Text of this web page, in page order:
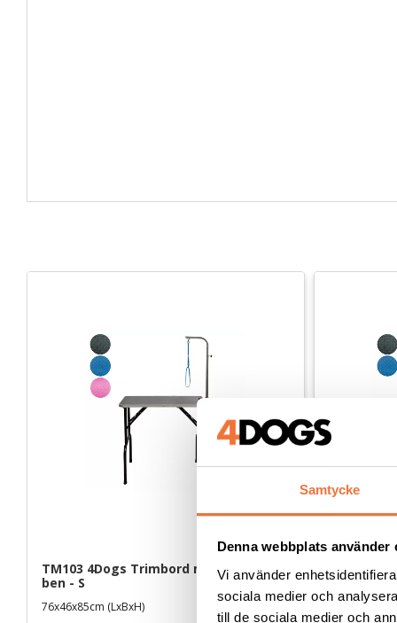
Samtycke
Denna webbplats använder
Vi använder
sociala medier och
till de sociala medier och
TM103 4Dogs Trimbord med svarta
ben - S
76x46x85cm (LxBxH)
TM101
ben - L
90x55x76 cm